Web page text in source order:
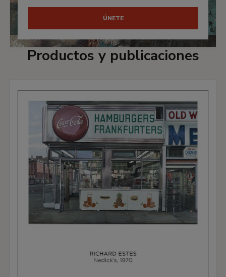
ÚNETE
Productos y publicaciones